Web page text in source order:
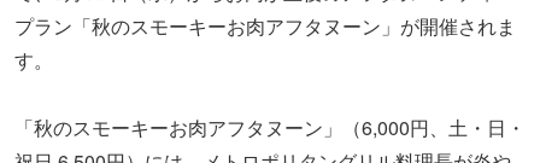
プラン「秋のスモーキーお肉アフタヌーン」が開催されま
す。
「秋のスモーキーお肉アフタヌーン」（6,000円、土・日・